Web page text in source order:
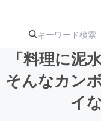
注目のリ 注
ジ
「料理に
そんなカン
イ